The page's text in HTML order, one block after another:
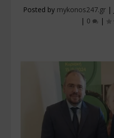
Posted by mykonos247.gr|
| 0 |